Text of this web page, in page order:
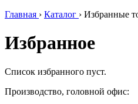
Главная › Каталог › Избранные
Избранное
Список избранного пуст.
Производство, головной офис: